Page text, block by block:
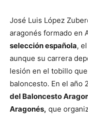
José Luis López
aragonés formado en
selección española,
aunque su carrera
lesión en el tobillo
baloncesto. En el año
del Baloncesto
Aragonés, que